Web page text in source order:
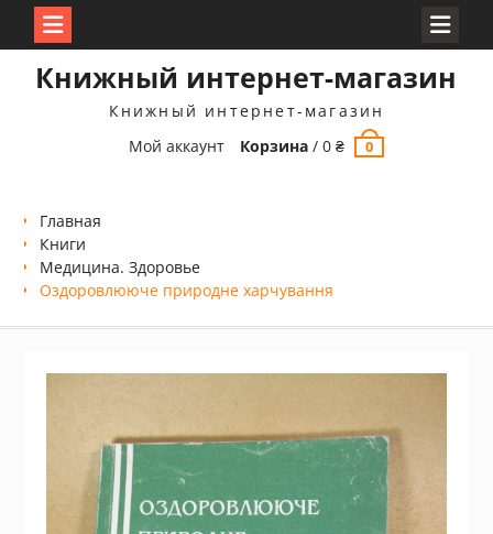
Книжный интернет-магазин
Книжный интернет-магазин
Мой аккаунт
Корзина /0₴ 0
Главная
Книги
Медицина. Здоровье
Оздоровлююче природне харчування